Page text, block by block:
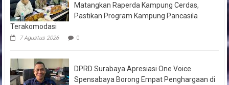
Matangkan Raperda Kampung Cerdas,
Pastikan Program Kampung Pancasila
Terakomodasi
7 Agustus 2026 0
DPRD Surabaya Apresiasi One Voice
Spensabaya Borong Empat Penghargaan di